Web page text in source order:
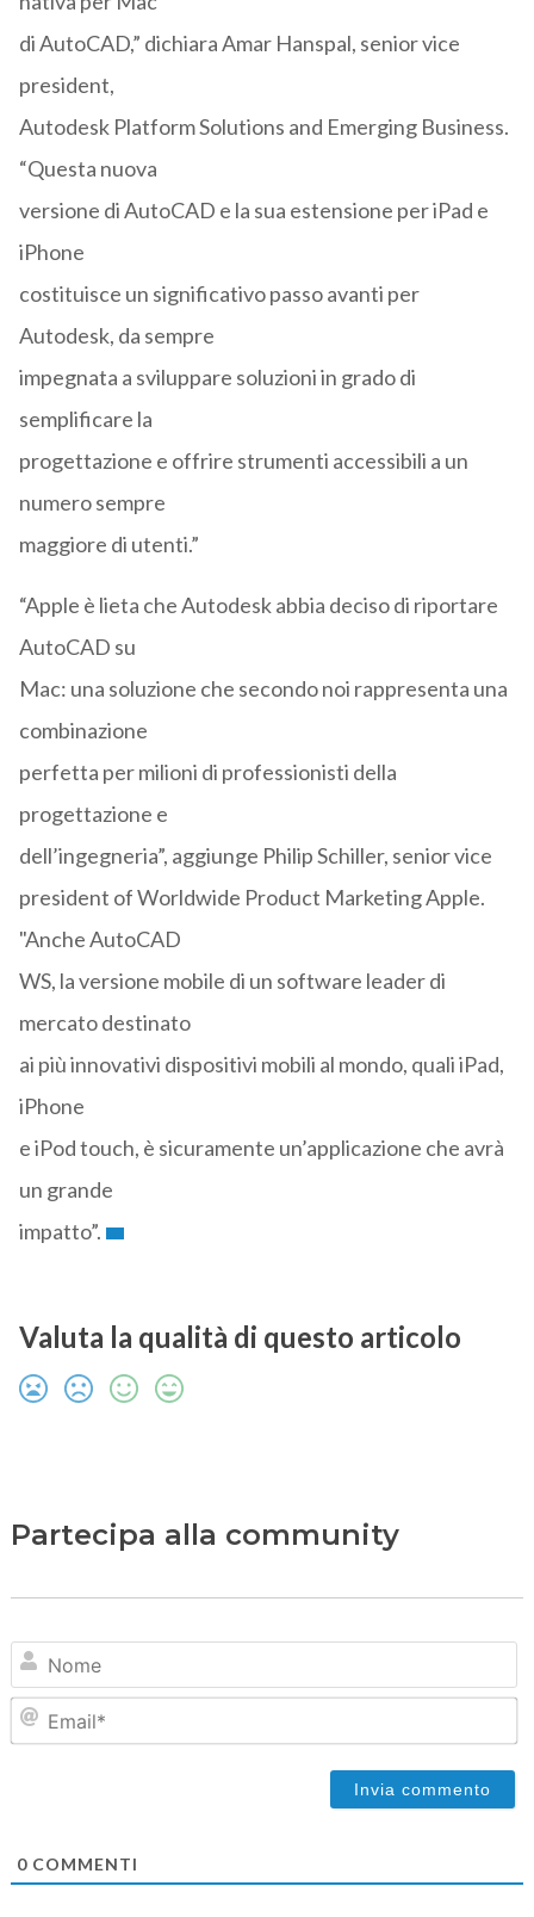
di AutoCAD,” dichiara Amar Hanspal, senior vice
president,
Autodesk Platform Solutions and Emerging Business.
“Questa nuova
versione di AutoCAD e la sua estensione per iPad e
iPhone
costituisce un significativo passo avanti per
Autodesk, da sempre
impegnata a sviluppare soluzioni in grado di
semplificare la
progettazione e offrire strumenti accessibili a un
numero sempre
maggiore di utenti.”
“Apple è lieta che Autodesk abbia deciso di riportare
AutoCAD su
Mac: una soluzione che secondo noi rappresenta una
combinazione
perfetta per milioni di professionisti della
progettazione e
dell’ingegneria”, aggiunge Philip Schiller, senior vice
president of Worldwide Product Marketing Apple.
"Anche AutoCAD
WS, la versione mobile di un software leader di
mercato destinato
ai più innovativi dispositivi mobili al mondo, quali iPad,
iPhone
e iPod touch, è sicuramente un’applicazione che avrà
un grande
impatto”.
Valuta la qualità di questo articolo
Partecipa alla community
0COMMENTI